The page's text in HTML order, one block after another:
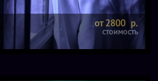
от 2800 р.
стоимость